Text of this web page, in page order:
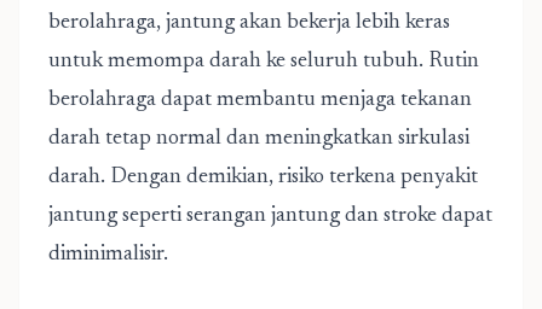
berolahraga, jantung akan bekerja lebih keras
untuk memompa darah ke seluruh tubuh. Rutin
berolahraga dapat membantu menjaga tekanan
darah tetap normal dan meningkatkan sirkulasi
darah. Dengan demikian, risiko terkena penyakit
jantung seperti serangan jantung dan stroke dapat
diminimalisir.